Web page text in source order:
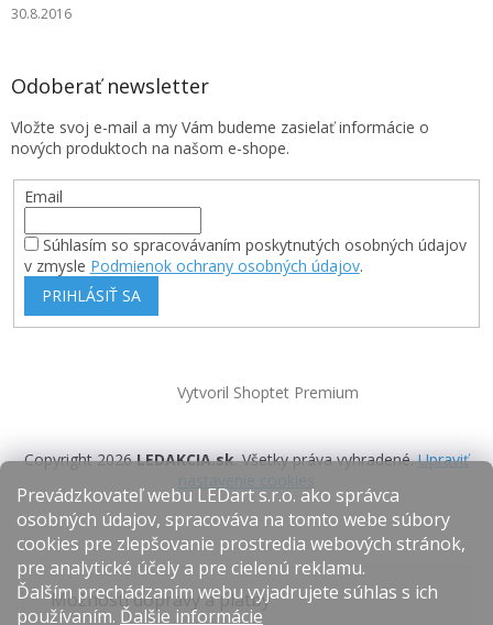
Prevádzkovateľ webu LEDart s.r.o. ako správca
osobných údajov, spracováva na tomto webe súbory
cookies pre zlepšovanie prostredia webových stránok,
pre analytické účely a pre cielenú reklamu.
Ďalším prechádzaním webu vyjadrujete súhlas s ich
používaním. Ďalšie informácie
30.8.2016
Odoberať newsletter
Vložte svoj e-mail a my Vám budeme zasielať informácie o
nových produktoch na našom e-shope.
Email
Súhlasím so spracovávaním poskytnutých osobných údajov
v zmysle Podmienok ochrany osobných údajov.
PRIHLÁSIŤ SA
Vytvoril Shoptet Premium
Copyright 2026LEDAKCIA.sk. Všetky práva vyhradené.Upraviť
Možnosti dopravy a platby